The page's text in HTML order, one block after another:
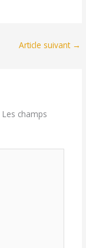
Article suivant →
Les champs